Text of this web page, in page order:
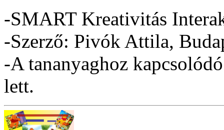
-SMART Kreativitás
-Szerző: Pivók Attila,
-A tananyaghoz
lett.